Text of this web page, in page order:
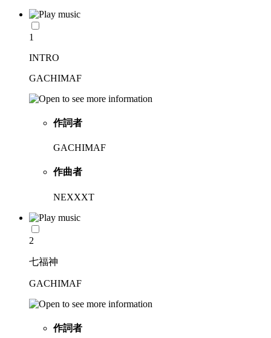
1
INTRO
GACHIMAF
作詞者
GACHIMAF
作曲者
NEXXXT
2
七福神
GACHIMAF
作詞者